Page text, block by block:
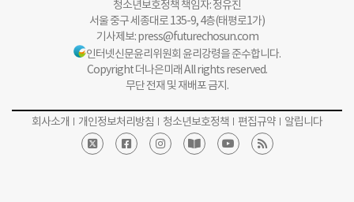
청소년보호정책 책임자: 정유진
서울 중구 세종대로 135-9, 4층(태평로1가)
기사제보:press@futurechosun.com
인터넷신문윤리위원회 윤리강령을 준수합니다.
Copyright 더나은미래 All rights reserved.
무단 전재 및 재배포 금지.
회사소개 개인정보처리방침 청소년보호정책 편집규약 알립니다